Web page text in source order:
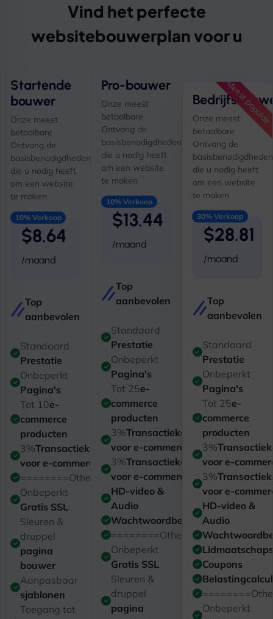
Vind het perfecte
websitebouwerplan voor u
Startende
bouwer
Onze meest
betaalbare
Ontvang de
basisbenodigdheden
die u nodig heeft
om een ​​website
te maken
$8.64
/maand
10% Verkoop
Top
aanbevolen
Standaard
Prestatie
Onbeperkt
Pagina's
Tot 10e-
commerce
producten
3%Transactiekosten
voor e-commerce
========Other========
Onbeperkt
Gratis SSL
Sleuren &
druppel
pagina
bouwer
Aanpasbaar
sjablonen
Toegang tot
Pro-bouwer
Onze meest
betaalbare
Ontvang de
basisbenodigdheden
die u nodig heeft
om een ​​website
te maken
$13.44
/maand
10% Verkoop
Top
aanbevolen
Standaard
Prestatie
Onbeperkt
Pagina's
Tot 25e-
commerce
producten
3%Transactiekosten
voor e-commerce
3%Transactiekosten
voor e-commerce
HD-video &
Audio
Wachtwoordbeveiliging
========Other========
Onbeperkt
Gratis SSL
Sleuren &
druppel
pagina
Onze meest
betaalbare
Ontvang de
basisbenodigdheden
die u nodig heeft
om een ​​website
te maken
$28.81
/maand
30% Verkoop
Top
aanbevolen
Standaard
Prestatie
Onbeperkt
Pagina's
Tot 25e-
commerce
producten
3%
voor e-
3%
voor e-
HD-video &
Audio
Coupons
Onbeperkt
Meest populair